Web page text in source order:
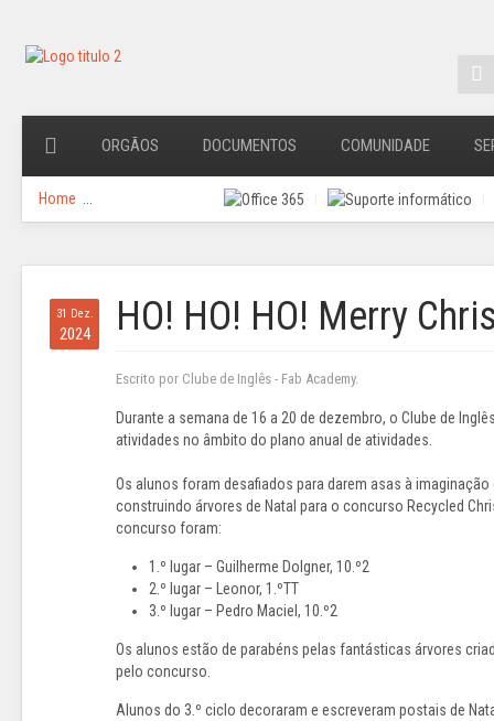
ORGÃOS DOCUMENTOS COMUNIDADE
Home
31 Dez.
2024 HO! HO! HO! Merry
Escrito por Clube de Inglês - Fab Academy.
Durante a semana de 16 a 20 de dezembro, o Clube de
atividades no âmbito do plano anual de atividades.
Os alunos foram desafiados para darem asas à
construindo árvores de Natal para o concurso Recycled
concurso foram:
1.º lugar – Guilherme Dolgner, 10.º2
2.º lugar – Leonor, 1.ºTT
3.º lugar – Pedro Maciel, 10.º2
Os alunos estão de parabéns pelas fantásticas árvores
pelo concurso.
Alunos do 3.º ciclo decoraram e escreveram postais de